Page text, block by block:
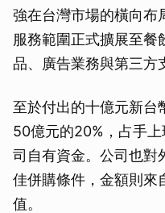
強在台灣市場的橫向布
服務範圍正式擴展至餐
品、廣告業務與第三方
至於付出的十億元新台
50億元的20%，占手
司自有資金。公司也對
佳併購條件，金額則來
值。